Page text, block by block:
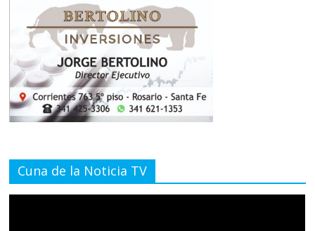
Cuna de la Noticia TV